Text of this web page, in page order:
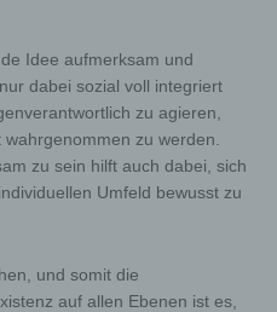
Idee aufmerksam und
dabei sozial voll integriert
zu agieren,
zu werden.
zu sein hilft auch dabei, sich
Umfeld bewusst zu
und somit die
auf allen Ebenen ist es,